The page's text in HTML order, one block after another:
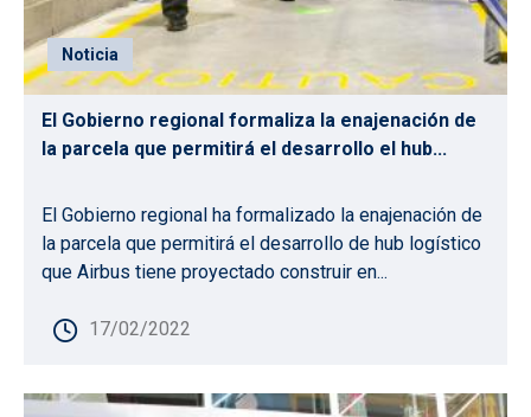
Noticia
El Gobierno regional formaliza la enajenación de
la parcela que permitirá el desarrollo el hub...
El Gobierno regional ha formalizado la enajenación de
la parcela que permitirá el desarrollo de hub logístico
que Airbus tiene proyectado construir en...
17/02/2022